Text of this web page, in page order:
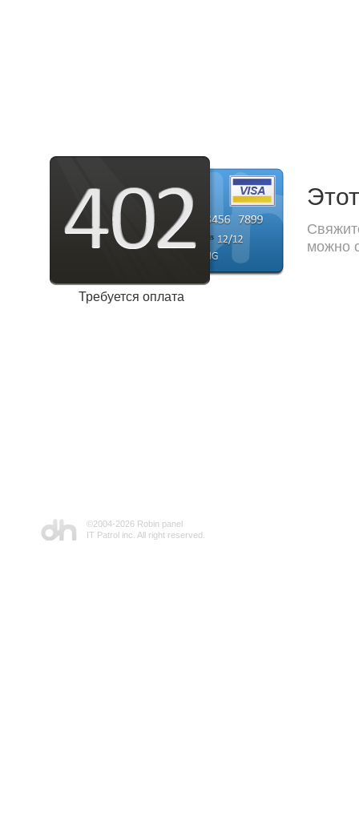
Требуется оплата
можно
©2004-2026 Robin panel
IT Patrol inc. All right reserved.